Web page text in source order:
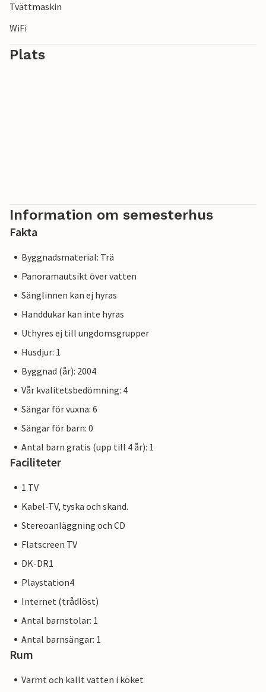
Tvättmaskin
WiFi
Plats
Information om semesterhus
Fakta
Byggnadsmaterial: Trä
Panoramautsikt över vatten
Sänglinnen kan ej hyras
Handdukar kan inte hyras
Uthyres ej till ungdomsgrupper
Husdjur: 1
Byggnad (år): 2004
Vår kvalitetsbedömning: 4
Sängar för vuxna: 6
Sängar för barn: 0
Antal barn gratis (upp till 4 år): 1
Faciliteter
1 TV
Kabel-TV, tyska och skand.
Stereoanläggning och CD
Flatscreen TV
DK-DR1
Playstation4
Internet (trådlöst)
Antal barnstolar: 1
Antal barnsängar: 1
Rum
Varmt och kallt vatten i köket